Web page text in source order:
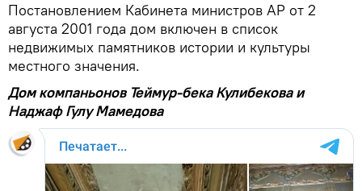
Постановлением Кабинета министров АР от 2
августа 2001 года дом включен в список
недвижимых памятников истории и культуры
местного значения.
Дом компаньонов Теймур-бека Кулибекова и
Наджаф Гулу Мамедова